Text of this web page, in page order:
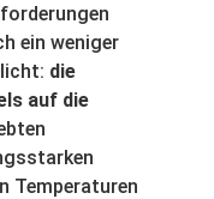
ein weniger
die
auf die
Temperaturen